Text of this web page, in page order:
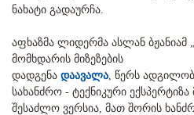
ნახატი გადაურჩა.
აფხაზმა ლიდერმა ასლან
მომხდარის მიზეზების
დადგენა დაავალა , წერს
სახანძრო - ტექნიკური
შესაძლო ვერსია, მათ შორის